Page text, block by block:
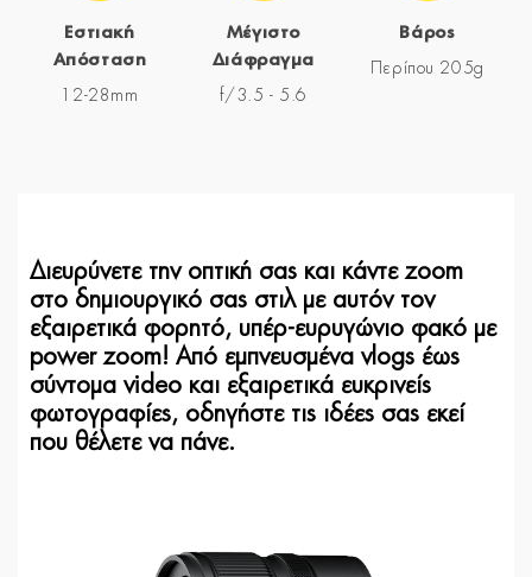
Εστιακή
Απόσταση
12-28mm
Μέγιστο
Διάφραγμα
f/3.5 - 5.6
Βάρος
Περίπου 205g
Διευρύνετε την οπτική σας και κάντε zoom
στο δημιουργικό σας στιλ με αυτόν τον
εξαιρετικά φορητό, υπέρ-ευρυγώνιο φακό με
power zoom! Από εμπνευσμένα vlogs έως
σύντομα video και εξαιρετικά ευκρινείς
φωτογραφίες, οδηγήστε τις ιδέες σας εκεί
που θέλετε να πάνε.